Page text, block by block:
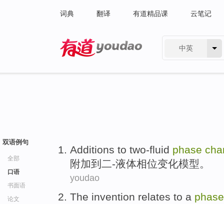
词典 翻译 有道精品课 云笔记
中英
双语例句
全部
口语
书面语
论文
Additions to two-fluid phase
附加到 二-液体相位变化模型。
youdao
The invention relates to a phase